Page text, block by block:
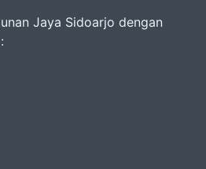
Jaya Sidoarjo dengan